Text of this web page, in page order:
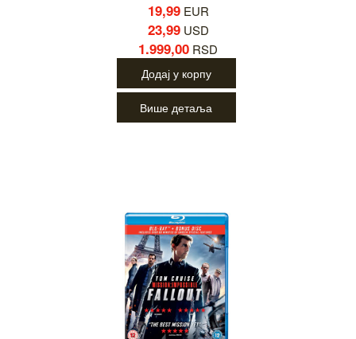
19,99EUR
23,99USD
1.999,00 RSD
Додај у корпу
Више детаља